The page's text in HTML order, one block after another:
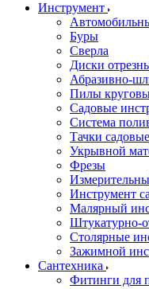
Инструмент
Буры
Сверла
Диски
Абразивно-
Пилы
Садовые
Система
Тачки садовые
Укрывной
Фрезы
Инструмент
Малярный
Штукатурно-
Cтолярные
Зажимной
Сантехника
Фитинги для